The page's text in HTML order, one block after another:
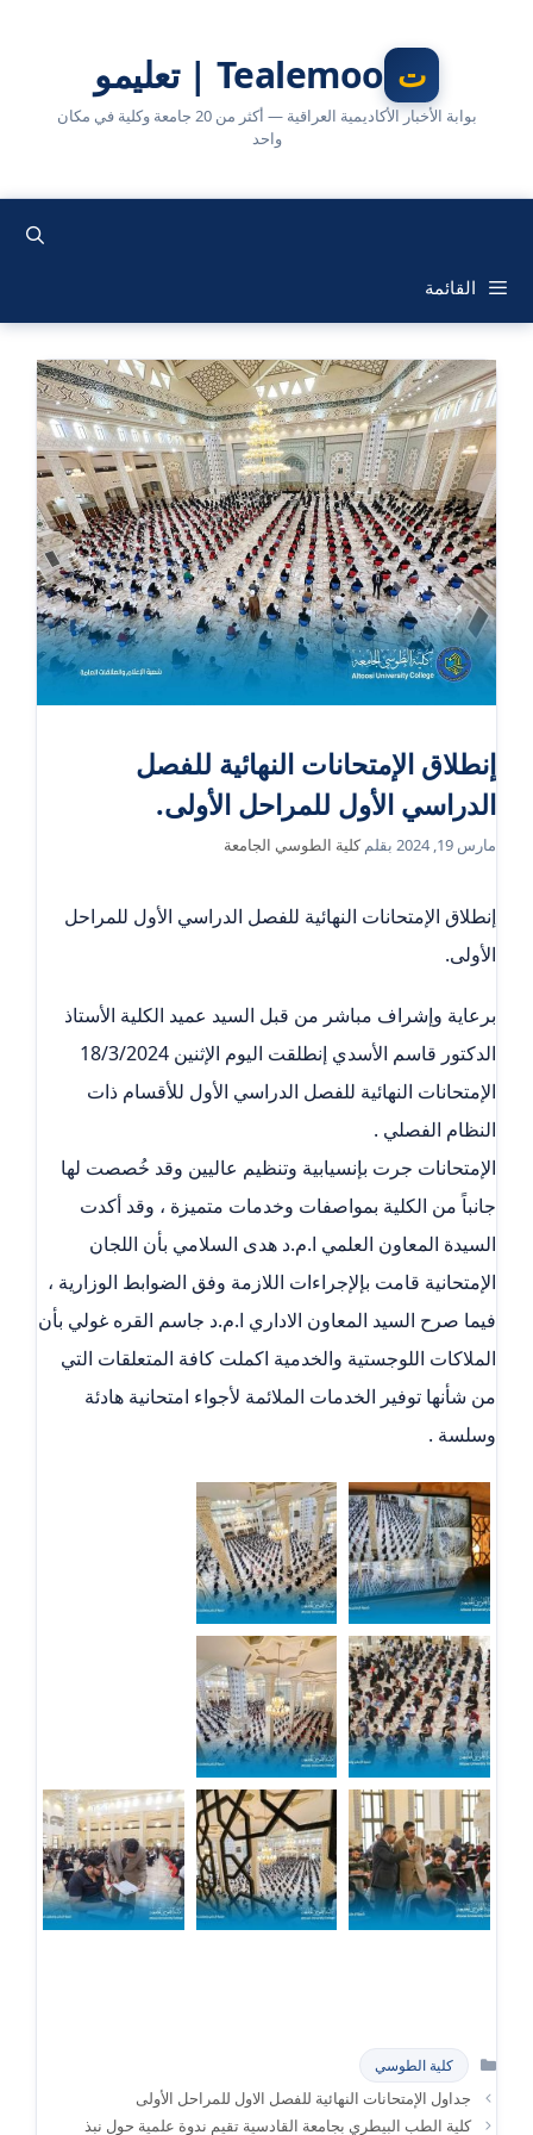
Tealemoo | تعليمو
بوابة الأخبار الأكاديمية العراقية — أكثر من 20 جامعة وكلية في مكان
واحد
القائمة
إنطلاق الإمتحانات النهائية للفصل
الدراسي الأول للمراحل الأولى.
مارس 19, 2024 بقلمكلية الطوسي الجامعة
إنطلاق الإمتحانات النهائية للفصل الدراسي الأول للمراحل
الأولى.
برعاية وإشراف مباشر من قبل السيد عميد الكلية الأستاذ
الدكتور قاسم الأسدي إنطلقت اليوم الإثنين 18/3/2024
الإمتحانات النهائية للفصل الدراسي الأول للأقسام ذات
النظام الفصلي .
الإمتحانات جرت بإنسيابية وتنظيم عاليين وقد خُصصت لها
جانباً من الكلية بمواصفات وخدمات متميزة ، وقد أكدت
السيدة المعاون العلمي ا.م.د هدى السلامي بأن اللجان
الإمتحانية قامت بإلإجراءات اللازمة وفق الضوابط الوزارية ،
فيما صرح السيد المعاون الاداري ا.م.د جاسم القره غولي بأن
الملاكات اللوجستية والخدمية اكملت كافة المتعلقات التي
من شأنها توفير الخدمات الملائمة لأجواء امتحانية هادئة
وسلسة .
التصنيفات
كلية الطوسي
جداول الإمتحانات النهائية للفصل الاول للمراحل الأولى
كلية الطب البيطري بجامعة القادسية تقيم ندوة علمية حول نبذ